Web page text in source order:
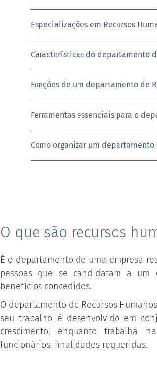
Especializações em Recursos
Características do departamento
Funções de um departamento de
Ferramentas essenciais para o
Como organizar um departamento
O que são recursos
É o departamento de uma empresa
pessoas que se candidatam a um
benefícios concedidos.
O departamento de Recursos
seu trabalho é desenvolvido em
crescimento, enquanto trabalha
funcionários. finalidades requeridas.